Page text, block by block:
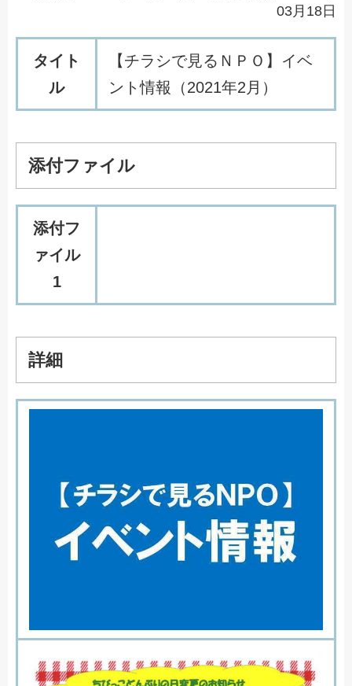
03月18日
タイト
ル
【チラシで見るＮＰＯ】イベ
ント情報（2021年2月）
添付ファイル
添付フ
ァイル
1
詳細